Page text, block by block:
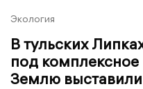
Экология
В тульских
под комплексное
Землю